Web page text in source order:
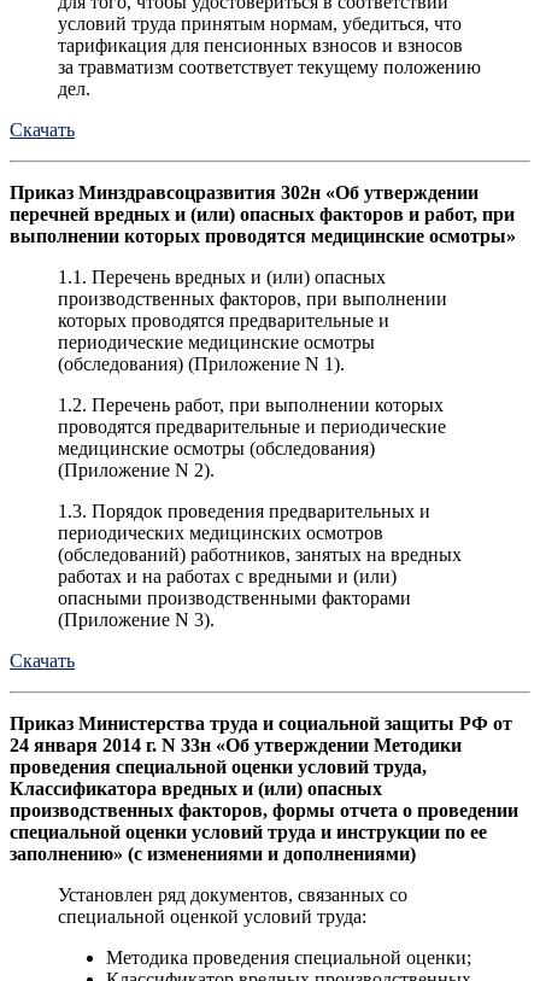
условий труда принятым нормам, убедиться, что
тарификация для пенсионных взносов и взносов
за травматизм соответствует текущему положению
дел.
Скачать
Приказ Минздравсоцразвития 302н «Об утверждении
перечней вредных и (или) опасных факторов и работ, при
выполнении которых проводятся медицинские осмотры»
1.1. Перечень вредных и (или) опасных
производственных факторов, при выполнении
которых проводятся предварительные и
периодические медицинские осмотры
(обследования) (Приложение N 1).
1.2. Перечень работ, при выполнении которых
проводятся предварительные и периодические
медицинские осмотры (обследования)
(Приложение N 2).
1.3. Порядок проведения предварительных и
периодических медицинских осмотров
(обследований) работников, занятых на вредных
работах и на работах с вредными и (или)
опасными производственными факторами
(Приложение N 3).
Скачать
Приказ Министерства труда и социальной защиты РФ от
24 января 2014 г. N 33н «Об утверждении Методики
проведения специальной оценки условий труда,
Классификатора вредных и (или) опасных
производственных факторов, формы отчета о проведении
специальной оценки условий труда и инструкции по ее
заполнению» (с изменениями и дополнениями)
Установлен ряд документов, связанных со
специальной оценкой условий труда:
Методика проведения специальной оценки;